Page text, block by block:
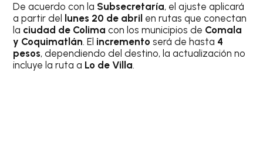
De acuerdo con la Subsecretaría, el ajuste aplicará
a partir del
lunes 20 de abril en rutas que conectan
la ciudad de Colimacon los municipios de Comala
y Coquimatlán. El incremento será de hasta 4
pesos, dependiendo del destino, la actualización no
incluye la ruta a Lo de Villa.